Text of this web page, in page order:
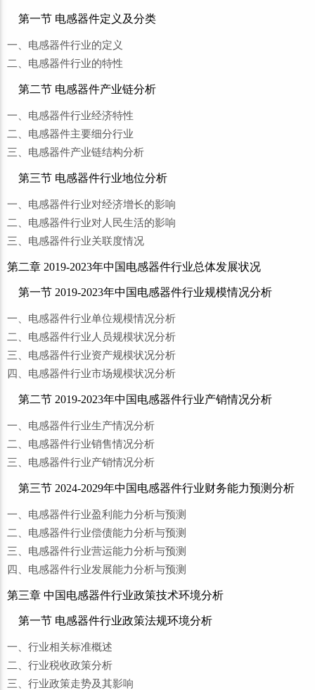
第一节 电感器件定义及分类
一、电感器件行业的定义
二、电感器件行业的特性
第二节 电感器件产业链分析
一、电感器件行业经济特性
二、电感器件主要细分行业
三、电感器件产业链结构分析
第三节 电感器件行业地位分析
一、电感器件行业对经济增长的影响
二、电感器件行业对人民生活的影响
三、电感器件行业关联度情况
第二章 2019-2023年中国电感器件行业总体发展状况
第一节 2019-2023年中国电感器件行业规模情况分析
一、电感器件行业单位规模情况分析
二、电感器件行业人员规模状况分析
三、电感器件行业资产规模状况分析
四、电感器件行业市场规模状况分析
第二节 2019-2023年中国电感器件行业产销情况分析
一、电感器件行业生产情况分析
二、电感器件行业销售情况分析
三、电感器件行业产销情况分析
第三节 2024-2029年中国电感器件行业财务能力预测分析
一、电感器件行业盈利能力分析与预测
二、电感器件行业偿债能力分析与预测
三、电感器件行业营运能力分析与预测
四、电感器件行业发展能力分析与预测
第三章 中国电感器件行业政策技术环境分析
第一节 电感器件行业政策法规环境分析
一、行业相关标准概述
二、行业税收政策分析
三、行业政策走势及其影响